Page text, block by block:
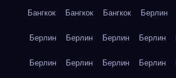
Бангкок Бангкок Бангкок Берлин
Берлин Берлин Берлин Берлин
Берлин Берлин Берлин Берлин